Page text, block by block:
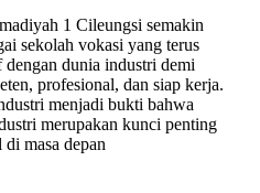
1 Cileungsi semakin
sekolah vokasi yang terus
dunia industri demi
profesional, dan siap kerja.
menjadi bukti bahwa
merupakan kunci penting
masa depan